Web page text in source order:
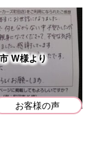
W様より
お客様の声